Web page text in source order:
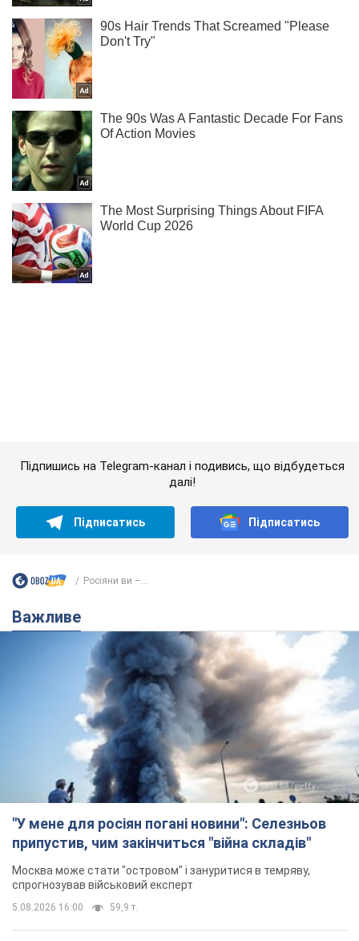
Важливе
"У мене для росіян погані новини": Селезньов
припустив, чим закінчиться "війна складів"
Москва може стати "островом" і зануритися в темряву,
спрогнозував військовий експерт
5.08.2026 16:00 59,9 т.
Банки "готуються" до нового курсу
долара: українцям розповіли, чого
очікувати
10 годин тому 116,7 т.
"Джипінг руйнує екосистеми, які